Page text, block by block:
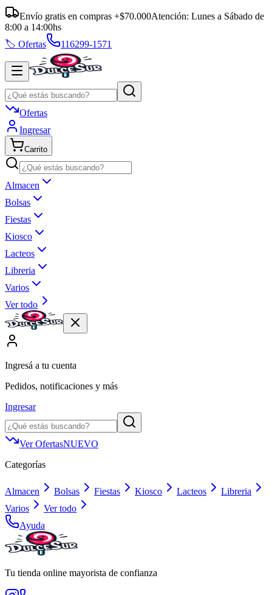
Envío gratis en compras +$70.000Atención: Lunes a Sábado de
8:00 a 14:00hs
🏷️ Ofertas
116299-1571
Ofertas
Ingresar
Carrito
Almacen
Bolsas
Fiestas
Kiosco
Lacteos
Libreria
Varios
Ver todo
Ingresá a tu cuenta
Pedidos, notificaciones y más
Ingresar
Ver OfertasNUEVO
Categorías
Almacen Bolsas Fiestas Kiosco Lacteos
Libreria
Varios
Ver todo
Ayuda
Tu tienda online mayorista de confianza